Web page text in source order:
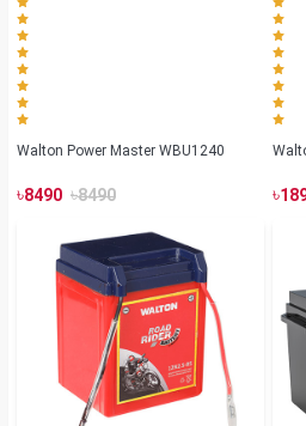
Walton Power Master WBU1240
৳8490 ৳8490 ৳